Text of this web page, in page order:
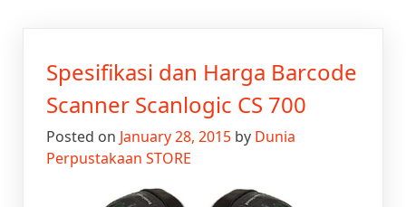
Spesifikasi dan Harga Barcode
Scanner Scanlogic CS 700
Posted on January 28, 2015 by Dunia
Perpustakaan STORE